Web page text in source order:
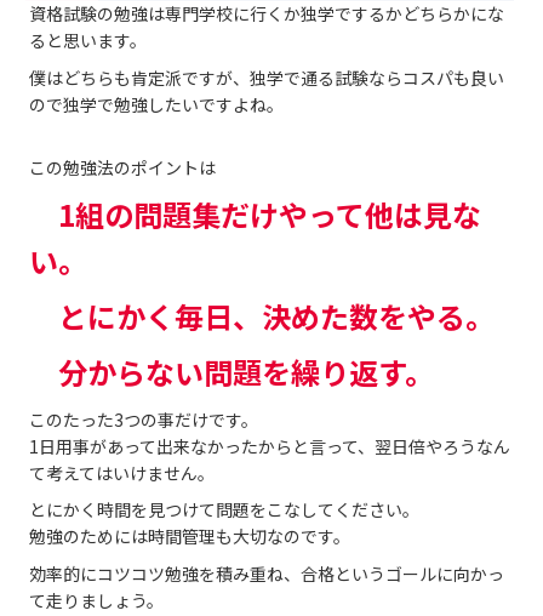
資格試験の勉強は専門学校に行くか独学でするかどちらかにな
ると思います。
僕はどちらも肯定派ですが、独学で通る試験ならコスパも良い
ので独学で勉強したいですよね。
この勉強法のポイントは
1組の問題集だけやって他は見な
い。
とにかく毎日、決めた数をやる。
分からない問題を繰り返す。
このたった3つの事だけです。
1日用事があって出来なかったからと言って、翌日倍やろうなん
て考えてはいけません。
とにかく時間を見つけて問題をこなしてください。
勉強のためには時間管理も大切なのです。
効率的にコツコツ勉強を積み重ね、合格というゴールに向かっ
て走りましょう。